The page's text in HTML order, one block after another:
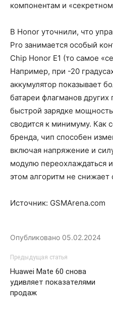
компонентам и
В Honor уточнили, что
Pro занимается особый
Chip Honor E1 (то самое
Например, при -20
аккумулятор показывает
батареи флагманов
быстрой зарядке
сводится к минимуму. Как
бренда, чип способен
включая напряжение и
модулю переохлаждаться
этом алгоритм не снижает
Источник: GSMArena.com
Опубликовано 05.02.2024
Предыдущая статья
Huawei Mate 60 снова
удивляет показателями
продаж